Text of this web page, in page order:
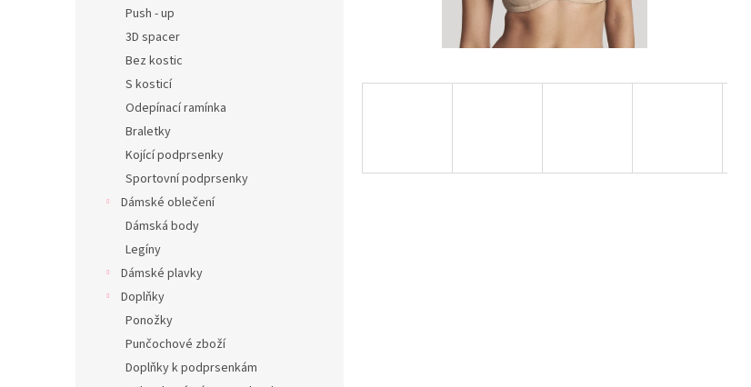
Push - up
3D spacer
Bez kostic
S kosticí
Odepínací ramínka
Braletky
Kojící podprsenky
Sportovní podprsenky
Dámské oblečení
Dámská body
Legíny
Dámské plavky
Doplňky
Ponožky
Punčochové zboží
Doplňky k podprsenkám